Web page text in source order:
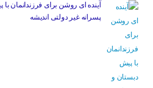
آینده ای روشن برای فرزندانمان
پسرانه غیر دولتی اندیشه